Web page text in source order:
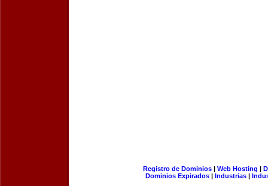
Registro de Dominios| Web Hosting |
Dominios Expirados | Industrias |